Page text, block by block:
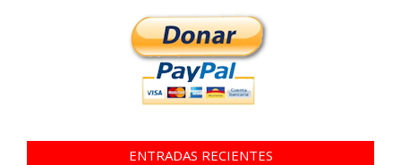
ENTRADAS RECIENTES